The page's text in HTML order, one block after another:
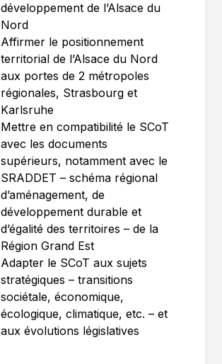
développement de l’Alsace du
Nord
Affirmer le positionnement
territorial de l’Alsace du Nord
aux portes de 2 métropoles
régionales, Strasbourg et
Karlsruhe
Mettre en compatibilité le SCoT
avec les documents
supérieurs, notamment avec le
SRADDET – schéma régional
d’aménagement, de
développement durable et
d’égalité des territoires – de la
Région Grand Est
Adapter le SCoT aux sujets
stratégiques – transitions
sociétale, économique,
écologique, climatique, etc. – et
aux évolutions législatives